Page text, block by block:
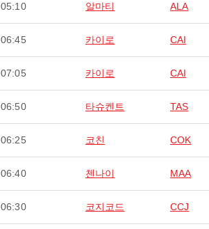
05:10 알마티 ALA
06:45 카이로 CAI
07:05 카이로 CAI
06:50 타슈켄트 TAS
06:25 코친 COK
06:40 첸나이 MAA
06:30 코지코드 CCJ